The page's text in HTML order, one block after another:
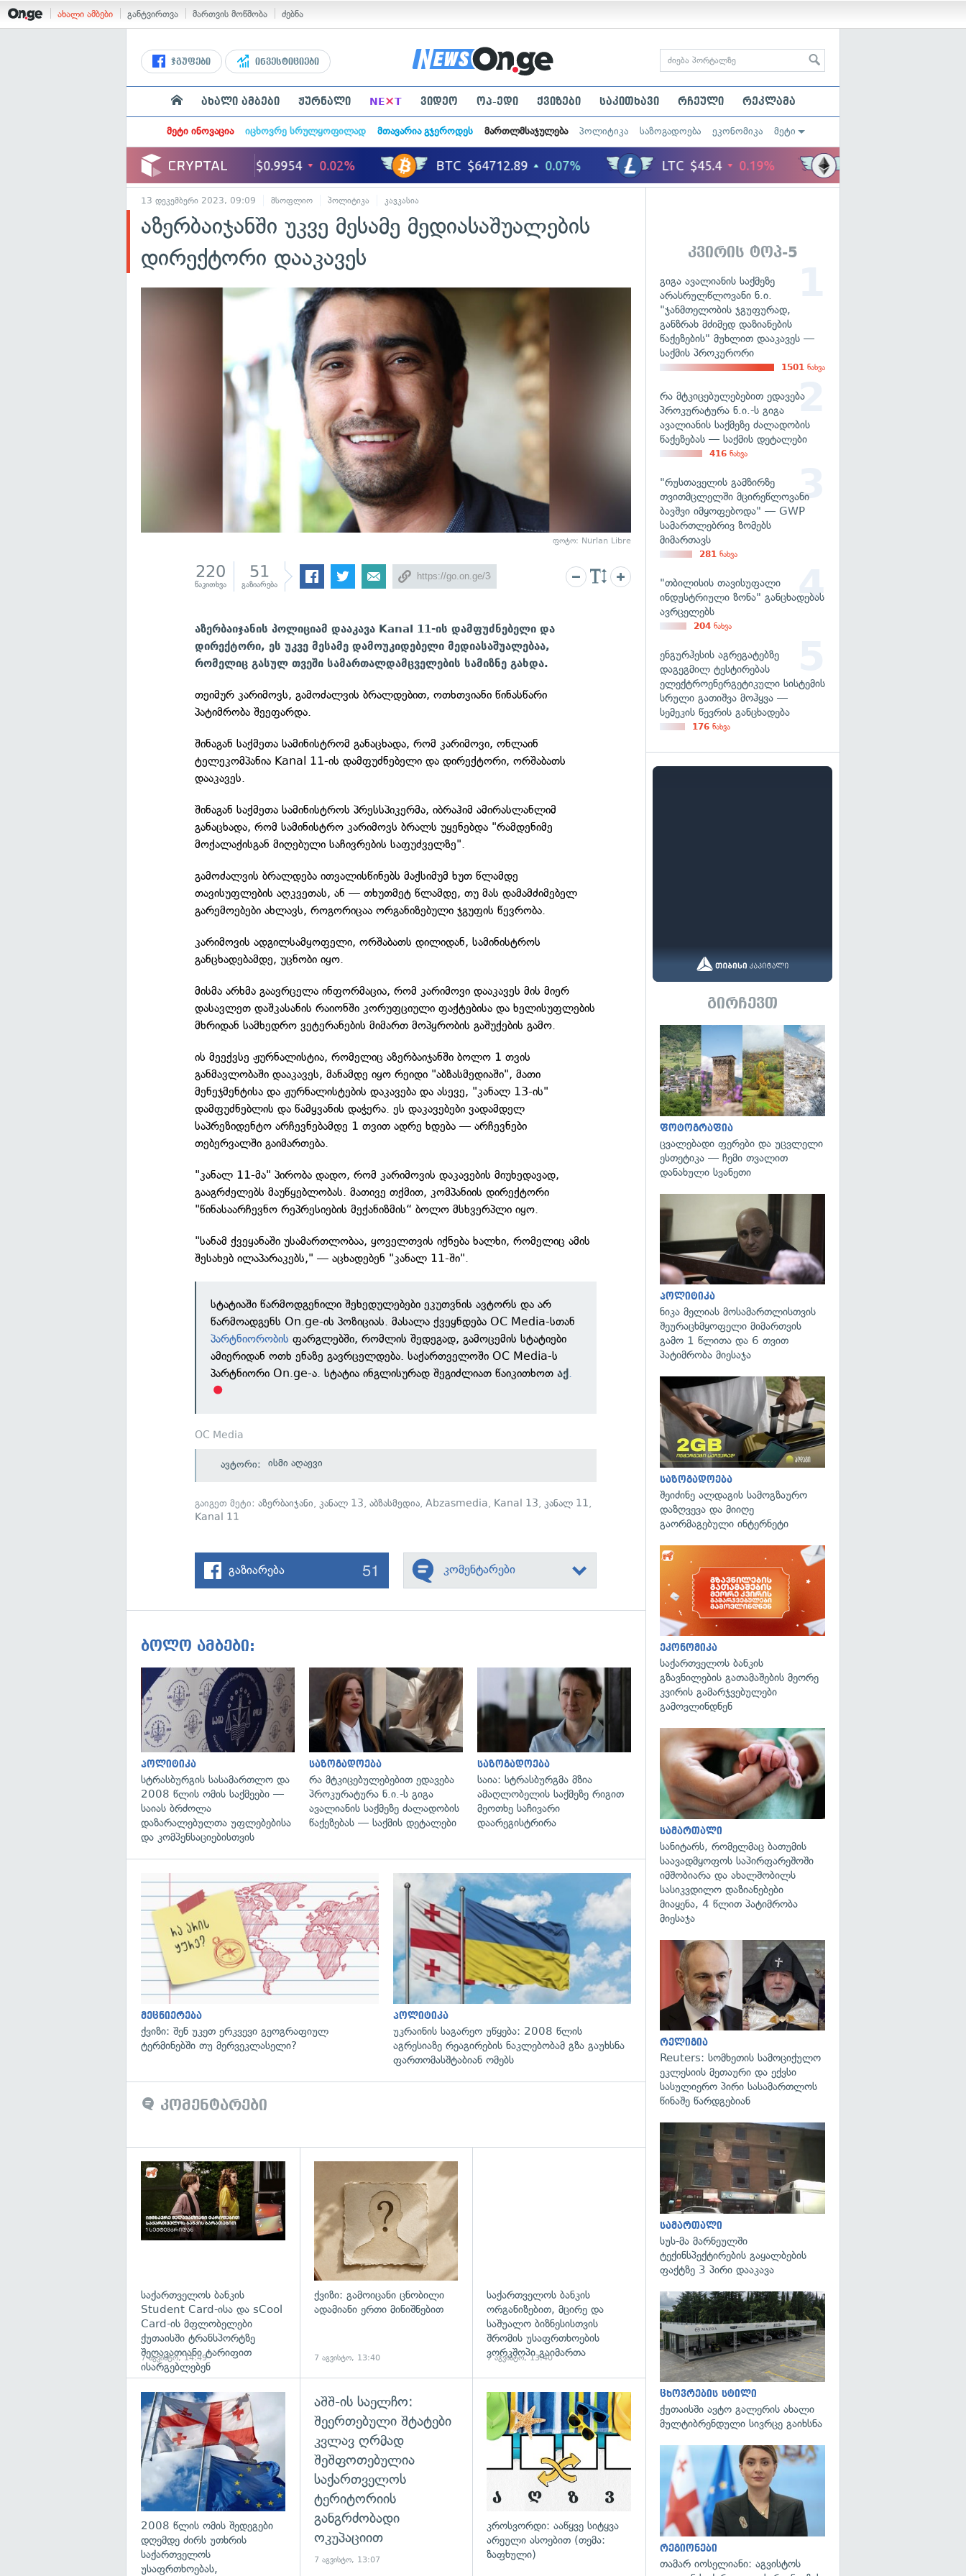
ახალი ამბები განტვირთვა მართვის მოწმობა ძებნა
ჯგუფები ინვესტიციები
ახალი ამბები ჟურნალი NE×T ვიდეო ოპ-ედი ქვიზები საკითხავი რჩეული რეკლამა
მეტი ინოვაცია იცხოვრე სრულყოფილად მთავარია გჯეროდეს მართლმსაჯულება პოლიტიკა საზოგადოება ეკონომიკა მეტი
13 დეკემბერი 2023, 09:09 მსოფლიო პოლიტიკა კავკასია
აზერბაიჯანში უკვე მესამე მედიასაშუალების
დირექტორი დააკავეს
ფოტო: Nurlan Libre
220
წაკითხვა
51
გაზიარება
აზერბაიჯანის პოლიციამ დააკავა Kanal 11-ის დამფუძნებელი და
დირექტორი, ეს უკვე მესამე დამოუკიდებელი მედიასაშუალებაა,
რომელიც გასულ თვეში სამართალდამცველების სამიზნე გახდა.
თეიმურ კარიმოვს, გამოძალვის ბრალდებით, ოთხთვიანი წინასწარი
პატიმრობა შეეფარდა.
შინაგან საქმეთა სამინისტრომ განაცხადა, რომ კარიმოვი, ონლაინ
ტელეკომპანია Kanal 11-ის დამფუძნებელი და დირექტორი, ორშაბათს
დააკავეს.
შინაგან საქმეთა სამინისტროს პრესსპიკერმა, იბრაჰიმ ამირასლანლიმ
განაცხადა, რომ სამინისტრო კარიმოვს ბრალს უყენებდა "რამდენიმე
მოქალაქისგან მიღებული საჩივრების საფუძველზე".
გამოძალვის ბრალდება ითვალისწინებს მაქსიმუმ ხუთ წლამდე
თავისუფლების აღკვეთას, ან — თხუთმეტ წლამდე, თუ მას დამამძიმებელ
გარემოებები ახლავს, როგორიცაა ორგანიზებული ჯგუფის წევრობა.
კარიმოვის ადგილსამყოფელი, ორშაბათს დილიდან, სამინისტროს
განცხადებამდე, უცნობი იყო.
მისმა არხმა გაავრცელა ინფორმაცია, რომ კარიმოვი დააკავეს მის მიერ
დასავლეთ დაშკასანის რაიონში კორუფციული ფაქტებისა და ხელისუფლების
მხრიდან სამხედრო ვეტერანების მიმართ მოპყრობის გაშუქების გამო.
ის მეექვსე ჟურნალისტია, რომელიც აზერბაიჯანში ბოლო 1 თვის
განმავლობაში დააკავეს, მანამდე იყო რეიდი "აბზასმედიაში", მათი
მენეჯმენტისა და ჟურნალისტების დაკავება და ასევე, "კანალ 13-ის"
დამფუძნებლის და წამყვანის დაჭერა. ეს დაკავებები ვადამდელ
საპრეზიდენტო არჩევნებამდე 1 თვით ადრე ხდება — არჩევნები
თებერვალში გაიმართება.
"კანალ 11-მა" პირობა დადო, რომ კარიმოვის დაკავების მიუხედავად,
გააგრძელებს მაუწყებლობას. მათივე თქმით, კომპანიის დირექტორი
"წინასაარჩევნო რეპრესიების მექანიზმის“ ბოლო მსხვერპლი იყო.
"სანამ ქვეყანაში უსამართლობაა, ყოველთვის იქნება ხალხი, რომელიც ამის
შესახებ ილაპარაკებს," — აცხადებენ "კანალ 11-ში".
სტატიაში წარმოდგენილი შეხედულებები ეკუთვნის ავტორს და არ
წარმოადგენს On.ge-ის პოზიციას. მასალა ქვეყნდება OC Media-სთან
პარტნიორობის ფარგლებში, რომლის შედეგად, გამოცემის სტატიები
ამიერიდან ოთხ ენაზე გავრცელდება. საქართველოში OC Media-ს
პარტნიორი On.ge-ა. სტატია ინგლისურად შეგიძლიათ წაიკითხოთაქ.
OC Media
ავტორი: ისმი აღაევი
გაიგეთ მეტი:აზერბაიჯანი,კანალ 13,აბზასმედია,Abzasmedia, Kanal 13,კანალ 11,
Kanal 11
გაზიარება 51 კომენტარები
ბოლო ამბები:
გადახედვა
პოლიტიკა
სტრასბურგის სასამართლო და
2008 წლის ომის საქმეები —
საიას ბრძოლა
დაზარალებულთა უფლებებისა
და კომპენსაციებისთვის
გადახედვა
საზოგადოება
რა მტკიცებულებებით ედავება
პროკურატურა ნ.ი.-ს გიგა
ავალიანის საქმეზე ძალადობის
წაქეზებას — საქმის დეტალები
გადახედვა
საზოგადოება
საია: სტრასბურგმა მზია
ამაღლობელის საქმეზე რიგით
მეოთხე საჩივარი
დაარეგისტრირა
მეცნიერება
ქვიზი: შენ უკეთ ერკვევი გეოგრაფიულ
ტერმინებში თუ მერვეკლასელი?
გადახედვა
პოლიტიკა
უკრაინის საგარეო უწყება: 2008 წლის
აგრესიაზე რეაგირების ნაკლებობამ გზა გაუხსნა
ფართომასშტაბიან ომებს
კომენტარები
საქართველოს ბანკის
Student Card-ისა და sCool
Card-ის მფლობელები
ქუთაისში ტრანსპორტზე
შეღავათიანი ტარიფით
ისარგებლებენ
7 აგვისტო, 14:49
ქვიზი: გამოიცანი ცნობილი
ადამიანი ერთი მინიშნებით
7 აგვისტო, 13:40
საქართველოს ბანკის
ორგანიზებით, მცირე და
საშუალო ბიზნესისთვის
შრომის უსაფრთხოების
ვორკშოპი გაიმართა
7 აგვისტო, 13:40
გადახედვა
2008 წლის ომის შედეგები
დღემდე ძირს უთხრის
საქართველოს
უსაფრთხოებას,
აშშ-ის საელჩო:
შეერთებული შტატები
კვლავ ღრმად
შეშფოთებულია
საქართველოს
ტერიტორიის
განგრძობადი
ოკუპაციით
7 აგვისტო, 13:07
გადახედვა
კროსვორდი: ააწყვე სიტყვა
არეული ასოებით (თემა:
ზაფხული)
კვირის ტოპ-5
გიგა ავალიანის საქმეზე
არასრულწლოვანი ნ.ი.
"ჯანმთელობის ჯგუფურად,
განზრახ მძიმედ დაზიანების
წაქეზების" მუხლით დააკავეს —
საქმის პროკურორი
1501 ნახვა
რა მტკიცებულებებით ედავება
პროკურატურა ნ.ი.-ს გიგა
ავალიანის საქმეზე ძალადობის
წაქეზებას — საქმის დეტალები
416 ნახვა
"რუსთაველის გამზირზე
თვითმცლელში მცირეწლოვანი
ბავშვი იმყოფებოდა" — GWP
სამართლებრივ ზომებს
მიმართავს
281 ნახვა
"თბილისის თავისუფალი
ინდუსტრიული ზონა" განცხადებას
ავრცელებს
204 ნახვა
ენგურჰესის აგრეგატებზე
დაგეგმილ ტესტირებას
ელექტროენერგეტიკული სისტემის
სრული გათიშვა მოჰყვა —
სემეკის წევრის განცხადება
176 ნახვა
გირჩევთ
ფოტოგრაფია
ცვალებადი ფერები და უცვლელი
ესთეტიკა — ჩემი თვალით
დანახული სვანეთი
პოლიტიკა
ნიკა მელიას მოსამართლისთვის
შეურაცხმყოფელი მიმართვის
გამო 1 წლითა და 6 თვით
პატიმრობა მიესაჯა
საზოგადოება
შეიძინე ალდაგის სამოგზაურო
დაზღვევა და მიიღე
გაორმაგებული ინტერნეტი
ეკონომიკა
საქართველოს ბანკის
გზავნილების გათამაშების მეორე
კვირის გამარჯვებულები
გამოვლინდნენ
სამართალი
სანიტარს, რომელმაც ბათუმის
საავადმყოფოს საპირფარეშოში
იმშობიარა და ახალშობილს
სასიკვდილო დაზიანებები
მიაყენა, 4 წლით პატიმრობა
მიესაჯა
რელიგია
Reuters: სომხეთის სამოციქულო
ეკლესიის მეთაური და ექვსი
სასულიერო პირი სასამართლოს
წინაშე წარდგებიან
სამართალი
სუს-მა მარნეულში
ტექინსპექტირების გაყალბების
ფაქტზე 3 პირი დააკავა
ცხოვრების სტილი
ქუთაისში ავტო გალერის ახალი
მულტიბრენდული სივრცე გაიხსნა
რეგიონები
თამარ იოსელიანი: აგვისტოს